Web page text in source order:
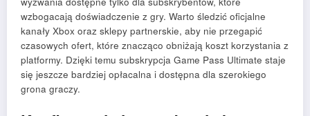
wzbogacają doświadczenie z gry. Warto śledzić oficjalne
kanały Xbox oraz sklepy partnerskie, aby nie przegapić
czasowych ofert, które znacząco obniżają koszt korzystania z
platformy. Dzięki temu subskrypcja Game Pass Ultimate staje
się jeszcze bardziej opłacalna i dostępna dla szerokiego
grona graczy.